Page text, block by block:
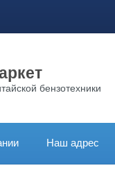
бензотехники
Наш адрес